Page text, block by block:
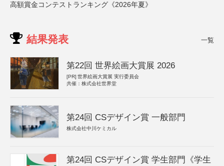
高額賞金コンテストランキング《2026年夏》
結果発表 一覧
第22回 世界絵画大賞展 2026
[PR] 世界絵画大賞展 実行委員会
共催：株式会社世界堂
第24回 CSデザイン賞 一般部門
株式会社中川ケミカル
第24回 CSデザイン賞 学生部門《学生